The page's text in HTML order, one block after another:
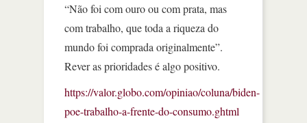
“Não foi com ouro ou com prata, mas
com trabalho, que toda a riqueza do
mundo foi comprada originalmente”.
Rever as prioridades é algo positivo.
https://valor.globo.com/opiniao/coluna/biden-
poe-trabalho-a-frente-do-consumo.ghtml